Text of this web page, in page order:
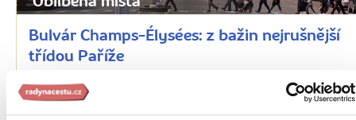
Bulvár Champs-Élysées: z bažin nejrušnější
třídou Paříže
34033 přečtení